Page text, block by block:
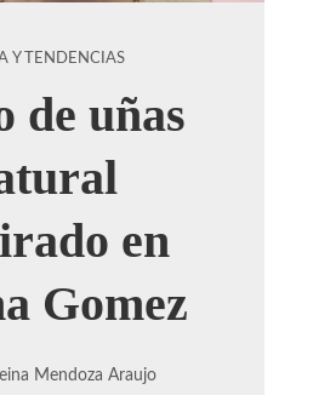
Y TENDENCIAS
de uñas
en
Gomez
Mendoza Araujo